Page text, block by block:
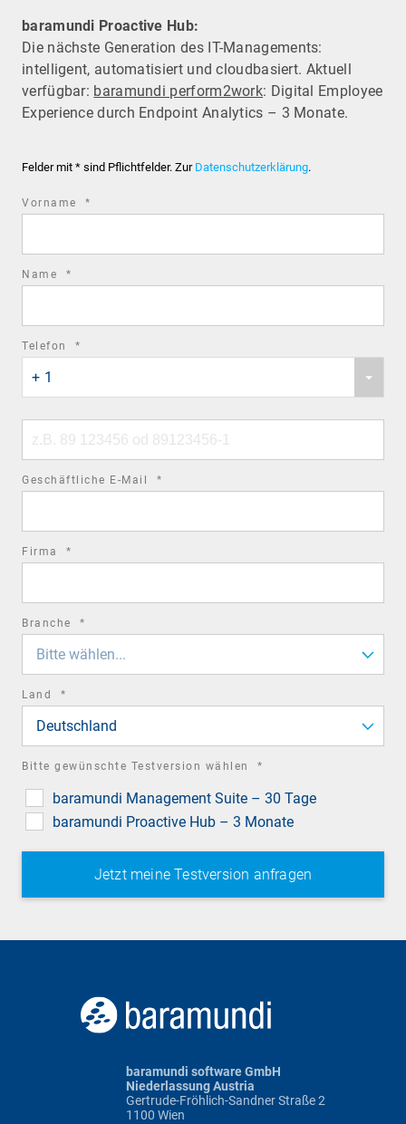
baramundi Proactive Hub:
Die nächste Generation des IT-Managements:
intelligent, automatisiert und cloudbasiert. Aktuell
verfügbar: baramundi perform2work: Digital Employee
Experience durch Endpoint Analytics – 3 Monate.
Felder mit * sind Pflichtfelder. Zur Datenschutzerklärung.
Vorname *
Name *
Telefon *
country
code
+ 1
number
Geschäftliche E-Mail *
Firma *
Branche *
Bitte wählen...
Land *
Deutschland
Bitte gewünschte Testversion wählen *
baramundi Management Suite – 30 Tage
baramundi Proactive Hub – 3 Monate
baramundi software GmbH
Niederlassung Austria
Gertrude-Fröhlich-Sandner Straße 2
1100 Wien